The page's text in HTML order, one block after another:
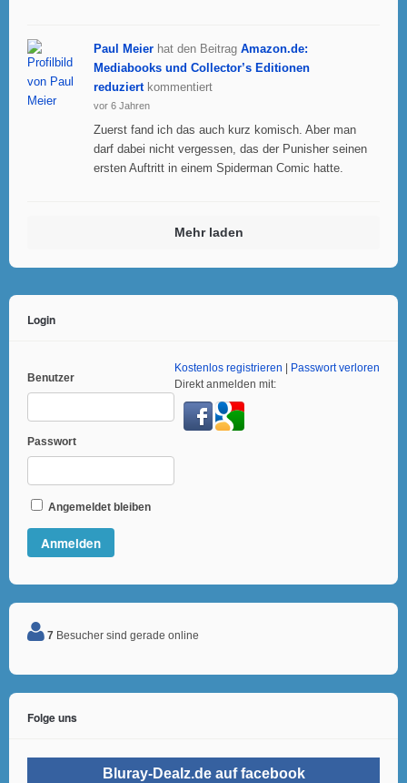
Paul Meier hat den Beitrag Amazon.de:
Mediabooks und Collector’s Editionen
reduziertkommentiert
vor 6 Jahren
Zuerst fand ich das auch kurz komisch. Aber man
darf dabei nicht vergessen, das der Punisher seinen
ersten Auftritt in einem Spiderman Comic hatte.
Mehr laden
Login
Benutzer
Passwort
Angemeldet bleiben
Kostenlos registrieren
Passwort verloren
Direkt anmelden mit:
7 Besucher sind gerade online
Folge uns
Bluray-Dealz.de auf facebook